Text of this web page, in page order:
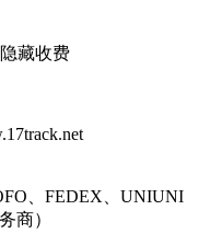
藏收费
、FEDEX、UNIUNI
商）